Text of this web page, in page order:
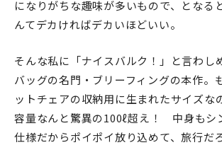
になりがちな趣味が多いもので、となる
んてデカければデカいほどいい。
そんな私に「ナイスバルク！」と言わし
バッグの名門・ブリーフィングの本作。
ットチェアの収納用に生まれたサイズな
容量なんと驚異の100ℓ超え！ 中身もシ
仕様だからポイポイ放り込めて、旅行だ